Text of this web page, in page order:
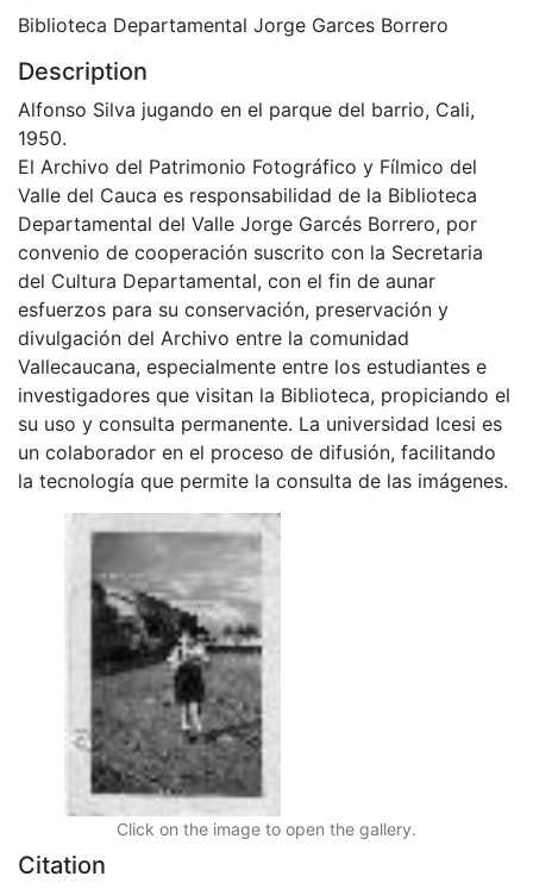
Biblioteca Departamental Jorge Garces Borrero
Description
Alfonso Silva jugando en el parque del barrio, Cali,
1950.
El Archivo del Patrimonio Fotográfico y Fílmico del
Valle del Cauca es responsabilidad de la Biblioteca
Departamental del Valle Jorge Garcés Borrero, por
convenio de cooperación suscrito con la Secretaria
del Cultura Departamental, con el fin de aunar
esfuerzos para su conservación, preservación y
divulgación del Archivo entre la comunidad
Vallecaucana, especialmente entre los estudiantes e
investigadores que visitan la Biblioteca, propiciando el
su uso y consulta permanente. La universidad Icesi es
un colaborador en el proceso de difusión, facilitando
la tecnología que permite la consulta de las imágenes.
Click on the image to open the gallery.
Citation